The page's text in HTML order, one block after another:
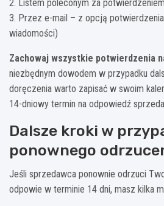
2. Listem poleconym za
3. Przez e-mail – z opcją
wiadomości)
Zachowaj wszystkie potwierdzenia
niezbędnym dowodem w przypadku
doręczenia warto zapisać w swoim
14-dniowy termin na odpowiedź
Dalsze kroki w
ponownego
Jeśli sprzedawca ponownie odrzuci
odpowie w terminie 14 dni, masz kilka